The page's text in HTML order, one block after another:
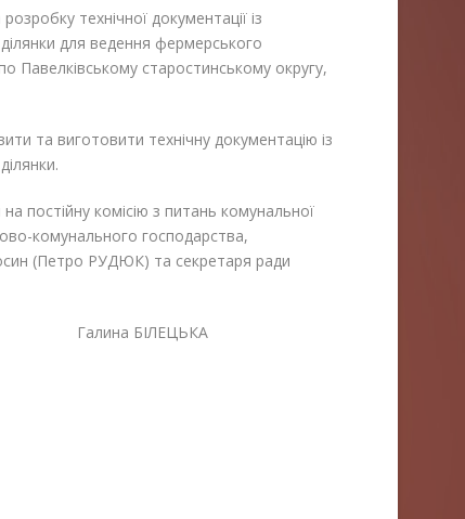
технічної документації із
для ведення фермерського
Павелківському старостинському округу,
та виготовити технічну документацію із
постійну комісію з питань комунальної
комунального господарства,
(Петро РУДЮК) та секретаря ради
БІЛЕЦЬКА